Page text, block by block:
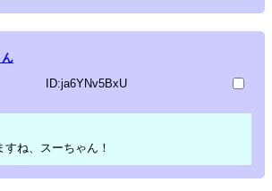
ID:ja6YNv5BxU
ね、スーちゃん！